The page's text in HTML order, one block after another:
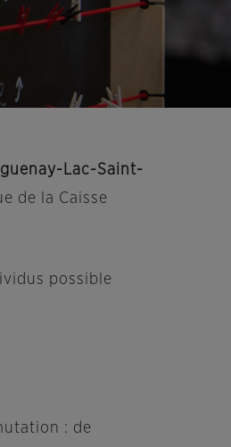
Lac-Saint-
de la Caisse
possible
: de